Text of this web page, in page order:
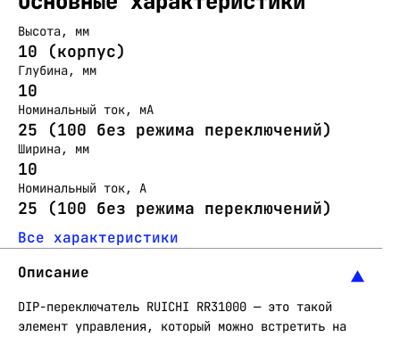
Высота, мм
10 (корпус)
Глубина, мм
10
Номинальный ток, мА
25 (100 без режима переключений)
Ширина, мм
10
Номинальный ток, А
25 (100 без режима переключений)
Все характеристики
Описание
DIP-переключатель RUICHI RR31000 — это такой
элемент управления, который можно встретить на